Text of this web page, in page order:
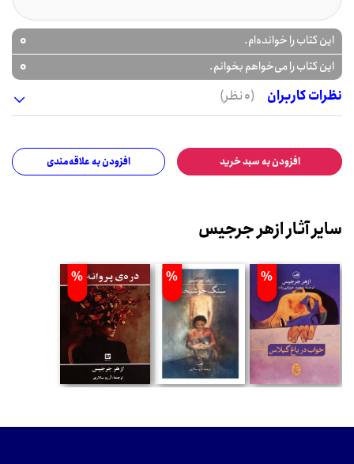
این کتاب را خوانده‌ام. 0
این کتاب را می‌خواهم بخوانم.
0
نظرات کاربران
(0 نظر)
افزودن به سبد خرید افزودن به علاقه‌مندی
سایر آثار ازهر جرجیس
%
%
%